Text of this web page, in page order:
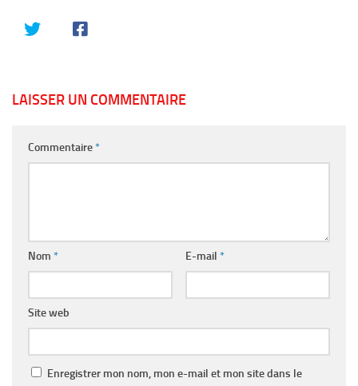
LAISSER UN COMMENTAIRE
Commentaire*
Nom * E-mail *
Site web
Enregistrer mon nom, mon e-mail et mon site dans le